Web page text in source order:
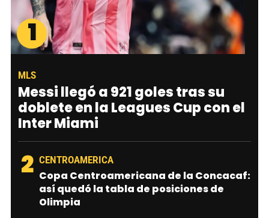
1
MLS
Messi llegó a 921 goles tras su
doblete en la Leagues Cup con el
Inter Miami
2 CENTROAMERICA
Copa Centroamericana de la Concacaf:
así quedó la tabla de posiciones de
Olimpia